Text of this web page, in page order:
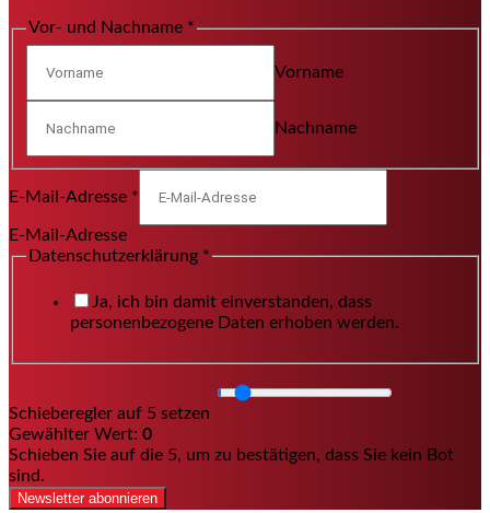
Vor- und Nachname *
Vorname
Nachname
E-Mail-Adresse *
E-Mail-Adresse
Datenschutzerklärung *
Ja, ich bin damit einverstanden, dass
personenbezogene Daten erhoben werden.
Schieberegler auf 5 setzen
Gewählter Wert: 0
Schieben Sie auf die 5, um zu bestätigen, dass Sie kein Bot
sind.
Newsletter abonnieren